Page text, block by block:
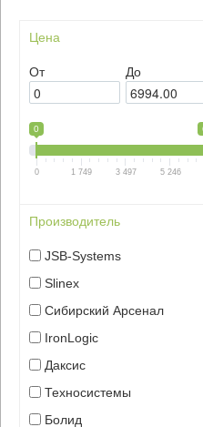
Цена
От До
0
0 1 749 3 497 5 246
Производитель
JSB-Systems
Slinex
Сибирский Арсенал
IronLogic
Даксис
Техносистемы
Болид